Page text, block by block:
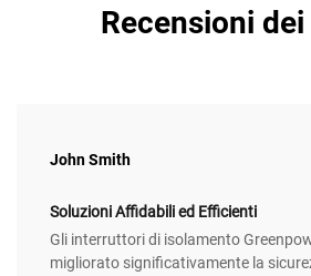
Recensioni
John Smith
Soluzioni Affidabili ed Efficienti
Gli interruttori di isolamento
migliorato significativamente la